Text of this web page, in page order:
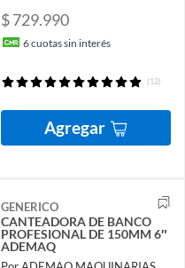
$ 729.990
6cuotas sin interés
(12)
Agregar
GENERICO
CANTEADORA DE BANCO
PROFESIONAL DE 150MM 6″
ADEMAQ